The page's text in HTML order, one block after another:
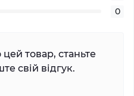
0
товар, станьте
свій відгук.